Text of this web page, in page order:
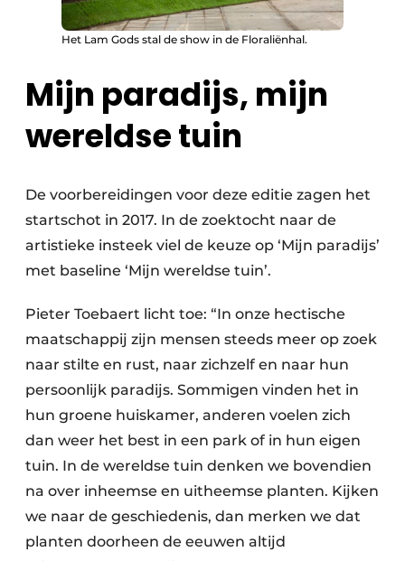
Het Lam Gods stal de show in de Floraliënhal.
Mijn paradijs, mijn
wereldse tuin
De voorbereidingen voor deze editie zagen het
startschot in 2017. In de zoektocht naar de
artistieke insteek viel de keuze op ‘Mijn paradijs’
met baseline ‘Mijn wereldse tuin’.
Pieter Toebaert licht toe: “In onze hectische
maatschappij zijn mensen steeds meer op zoek
naar stilte en rust, naar zichzelf en naar hun
persoonlijk paradijs. Sommigen vinden het in
hun groene huiskamer, anderen voelen zich
dan weer het best in een park of in hun eigen
tuin. In de wereldse tuin denken we bovendien
na over inheemse en uitheemse planten. Kijken
we naar de geschiedenis, dan merken we dat
planten doorheen de eeuwen altijd